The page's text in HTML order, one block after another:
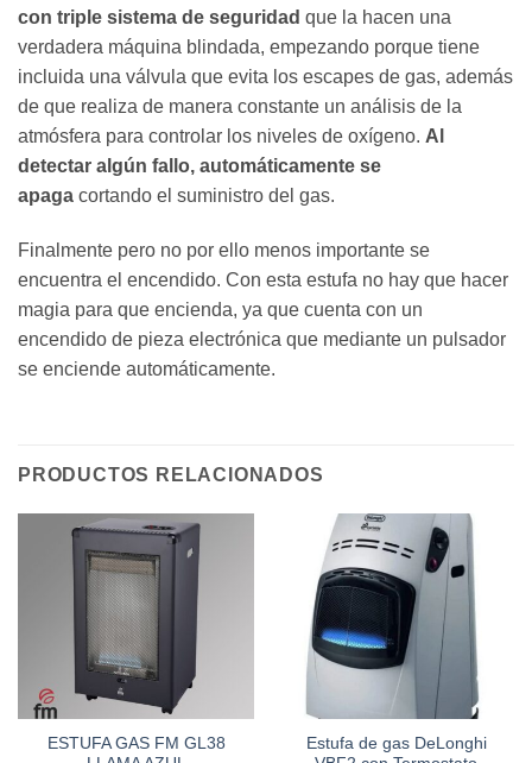
con triple sistema de seguridad que la hacen una
verdadera máquina blindada, empezando porque tiene
incluida una válvula que evita los escapes de gas, además
de que realiza de manera constante un análisis de la
atmósfera para controlar los niveles de oxígeno. Al
detectar algún fallo, automáticamente se
apaga cortando el suministro del gas.
Finalmente pero no por ello menos importante se
encuentra el encendido. Con esta estufa no hay que hacer
magia para que encienda, ya que cuenta con un
encendido de pieza electrónica que mediante un pulsador
se enciende automáticamente.
PRODUCTOS RELACIONADOS
ESTUFA GAS FM GL38
Estufa de gas DeLonghi